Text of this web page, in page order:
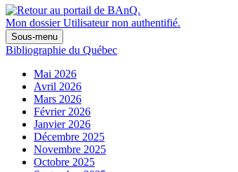
Mon dossier Utilisateur non authentifié.
Sous-menu
Bibliographie du Québec
Mai 2026
Avril 2026
Mars 2026
Février 2026
Janvier 2026
Décembre 2025
Novembre 2025
Octobre 2025